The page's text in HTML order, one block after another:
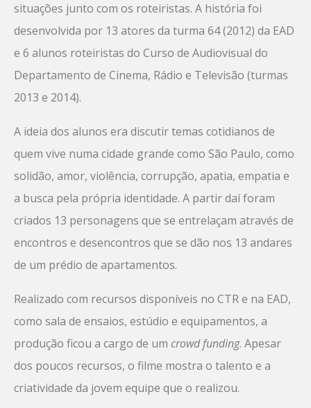
situações junto com os roteiristas. A história foi
desenvolvida por 13 atores da turma 64 (2012) da EAD
e 6 alunos roteiristas do Curso de Audiovisual do
Departamento de Cinema, Rádio e Televisão (turmas
2013 e 2014).
A ideia dos alunos era discutir temas cotidianos de
quem vive numa cidade grande como São Paulo, como
solidão, amor, violência, corrupção, apatia, empatia e
a busca pela própria identidade. A partir daí foram
criados 13 personagens que se entrelaçam através de
encontros e desencontros que se dão nos 13 andares
de um prédio de apartamentos.
Realizado com recursos disponíveis no CTR e na EAD,
como sala de ensaios, estúdio e equipamentos, a
produção ficou a cargo de um crowd funding. Apesar
dos poucos recursos, o filme mostra o talento e a
criatividade da jovem equipe que o realizou.